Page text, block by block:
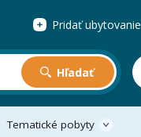
Hľadať
Pridať ubytovanie
Tematické pobyty